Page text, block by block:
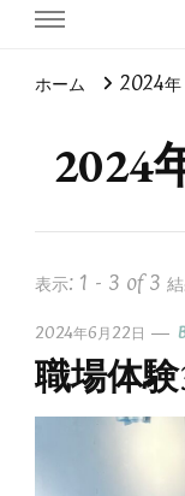
ホーム 2024年
2024
表示: 1 - 3 of 3 結
2024年6月22日
職場体